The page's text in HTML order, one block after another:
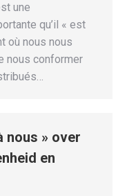
une
qu’il « est
où nous nous
nous conformer
nous » over
en